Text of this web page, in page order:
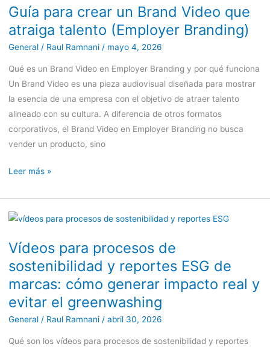
Guía para crear un Brand Video que
atraiga talento (Employer Branding)
General/ Raul Ramnani / mayo 4, 2026
Qué es un Brand Video en Employer Branding y por qué funciona
Un Brand Video es una pieza audiovisual diseñada para mostrar
la esencia de una empresa con el objetivo de atraer talento
alineado con su cultura. A diferencia de otros formatos
corporativos, el Brand Video en Employer Branding no busca
vender un producto, sino
crear
un
Brand
que
atraiga
talento
(Employer
Branding)
Leer más »
Vídeos para procesos de
sostenibilidad y reportes ESG de
marcas: cómo generar impacto real y
evitar el greenwashing
General/ Raul Ramnani / abril 30, 2026
Qué son los vídeos para procesos de sostenibilidad y reportes
Vídeos
procesos
de
reportes
ESG
de